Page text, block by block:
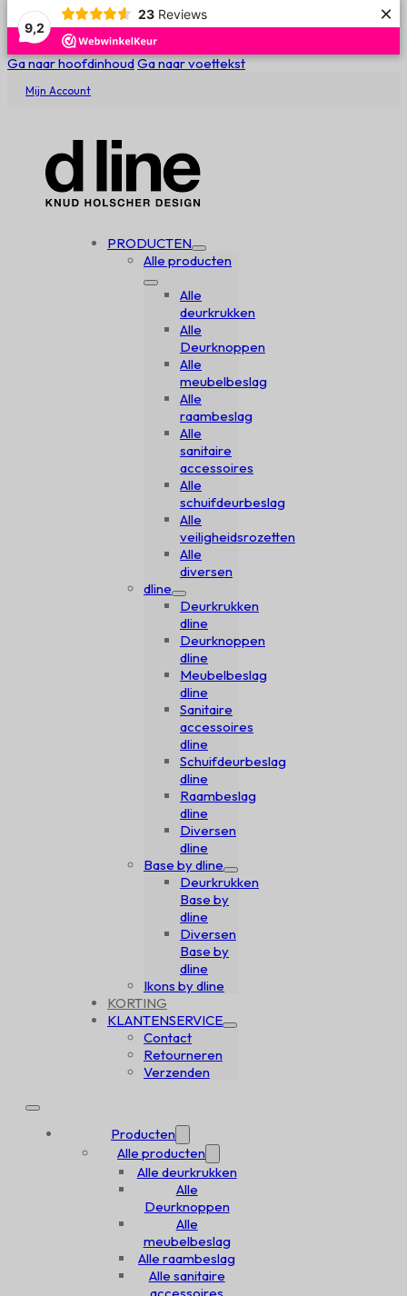
9,2
23 Reviews ×
Ga naar hoofdinhoudGa naar voettekst
Mijn Account
PRODUCTEN
Alle producten
Alle
deurkrukken
Alle
Deurknoppen
Alle
meubelbeslag
Alle
raambeslag
Alle
sanitaire
accessoires
Alle
schuifdeurbeslag
Alle
veiligheidsrozetten
Alle
diversen
dline
Deurkrukken
dline
Deurknoppen
dline
Meubelbeslag
dline
Sanitaire
accessoires
dline
Schuifdeurbeslag
dline
Raambeslag
dline
Diversen
dline
Base by dline
Deurkrukken
Base by
dline
Diversen
Base by
dline
Ikons by dline
KORTING
KLANTENSERVICE
Contact
Retourneren
Verzenden
Producten
Alle producten
Alle deurkrukken
Alle
Deurknoppen
Alle
meubelbeslag
Alle raambeslag
Alle sanitaire